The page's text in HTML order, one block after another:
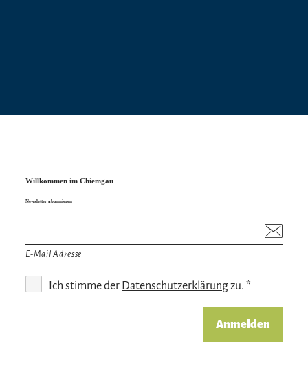
Willkommen im Chiemgau
Newsletter abonnieren
E-Mail Adresse
Ich stimme der Datenschutzerklärungzu. *
Anmelden